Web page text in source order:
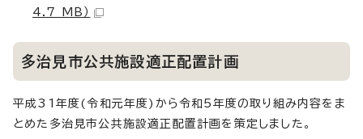
4.7 MB）
多治見市公共施設適正配置計画
平成31年度(令和元年度)から令和5年度の取り組み内容をま
とめた多治見市公共施設適正配置計画を策定しました。